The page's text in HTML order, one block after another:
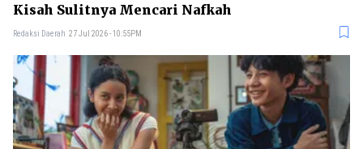
Kisah Sulitnya Mencari Nafkah
Redaksi Daerah 27 Jul 2026 - 10:55PM